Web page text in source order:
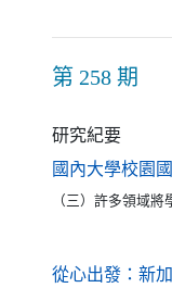
第 258 期
研究紀要
國內大學校園
（三）許多領域將
從心出發：新